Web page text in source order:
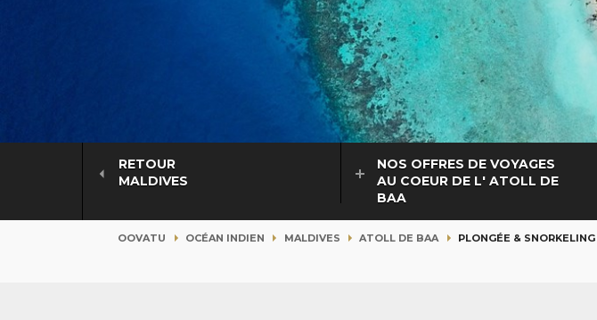
RETOUR
MALDIVES
NOS OFFRES DE VOYAGES
AU COEUR DE L' ATOLL DE
BAA
OOVATU OCÉAN INDIEN MALDIVES ATOLL DE BAA PLONGÉE & SNORKELING